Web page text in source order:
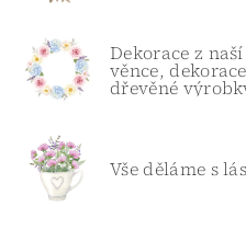
Dekorace z
věnce,
dřevěné
Vše děláme s